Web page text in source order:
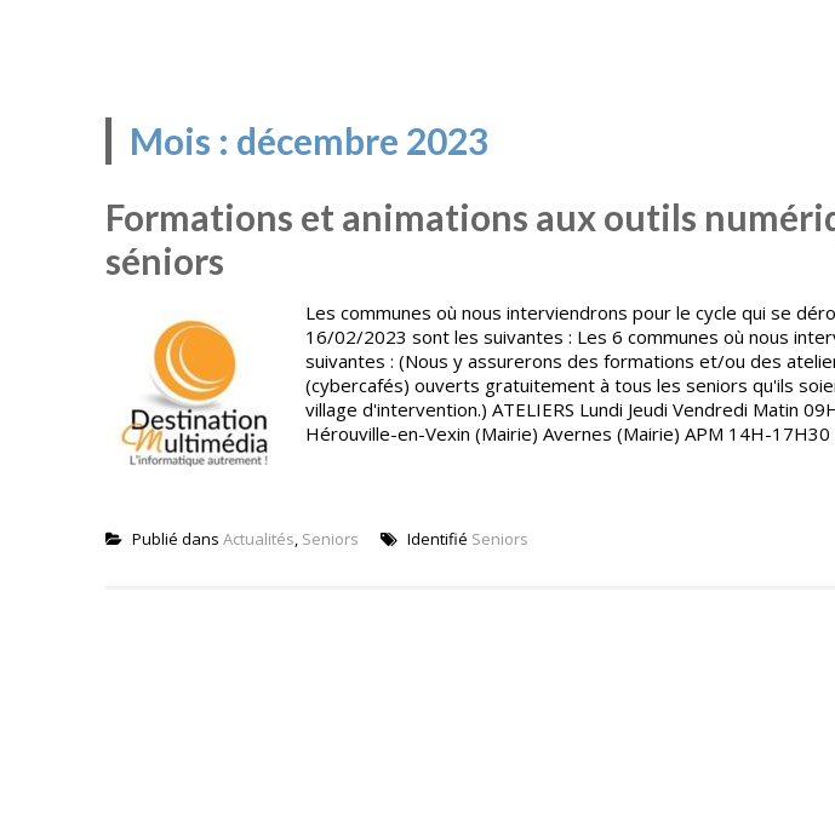
Mois : décembre 2023
Formations et animations aux outils
séniors
Les communes où nous interviendrons pour le cycle qui se
16/02/2023 sont les suivantes : Les 6 communes où nous
suivantes : (Nous y assurerons des formations et/ou des
(cybercafés) ouverts gratuitement à tous les seniors qu'ils
village d'intervention.) ATELIERS Lundi Jeudi Vendredi Matin
Hérouville-en-Vexin (Mairie) Avernes (Mairie) APM 14H-17H30
Publié dans Actualités, Seniors Identifié Seniors